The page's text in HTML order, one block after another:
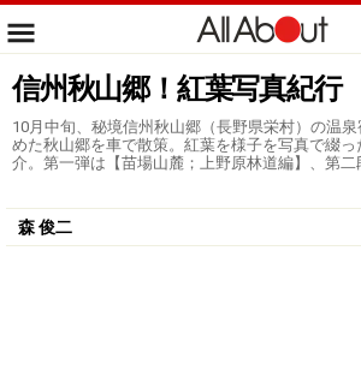
信州秋山郷！紅葉写真紀行
10月中旬、秘境信州秋山郷（長野県栄村）の温
めた秋山郷を車で散策。紅葉を様子を写真で綴
介。第一弾は【苗場山麓；上野原林道編】、第二
森 俊二